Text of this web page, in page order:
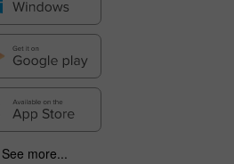
See more...